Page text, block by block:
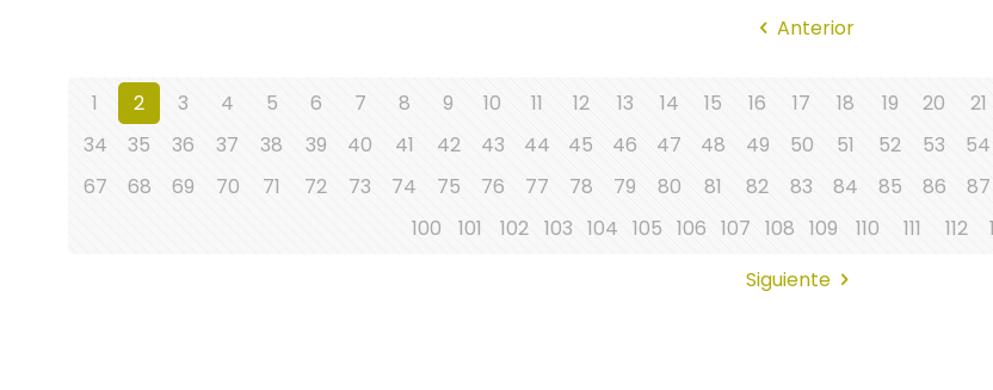
Anterior
1 2 3 4 5 6 7 8 9 10 11 12 13 14 15 16 17 18 19 20 21
34
35 36 37 38 39 40 41 42 43 44 45 46 47 48 49 50 51 52 53 54
67
68 69 70 71 72 73 74 75 76 77 78 79 80 81 82 83 84 85 86 87
100
101 102 103 104 105 106 107 108 109 110 111 112
Siguiente